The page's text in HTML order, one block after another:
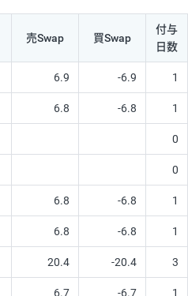
売Swap 買Swap
付与
日数
6.9 -6.9 1
6.8 -6.8 1
0
0
6.8 -6.8 1
6.8 -6.8 1
20.4 -20.4 3
6.7 -6.7 1